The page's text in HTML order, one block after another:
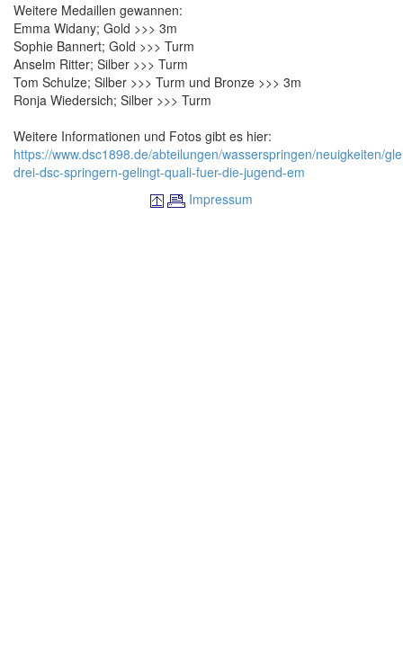
Weitere Medaillen gewannen:
Emma Widany; Gold >>> 3m
Sophie Bannert; Gold >>> Turm
Anselm Ritter; Silber >>> Turm
Tom Schulze; Silber >>> Turm und Bronze >>> 3m
Ronja Wiedersich; Silber >>> Turm
Weitere Informationen und Fotos gibt es hier:
https://www.dsc1898.de/abteilungen/wasserspringen/neuigkeiten/
drei-dsc-springern-gelingt-quali-fuer-die-jugend-em
Impressum